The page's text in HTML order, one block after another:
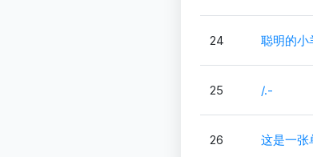
24 聪明的小
25 /.-
26 这是一张